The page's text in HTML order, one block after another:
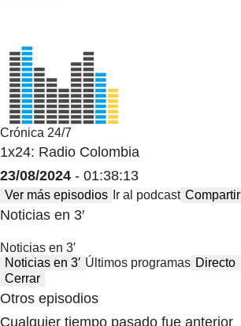
Crónica 24/7
1x24: Radio Colombia
23/08/2024 - 01:38:13
Ver más episodios Ir al podcast Compartir
Noticias en 3′
Noticias en 3′
Noticias en 3′ Últimos programas Directo
Cerrar
Otros episodios
Cualquier tiempo pasado fue anterior